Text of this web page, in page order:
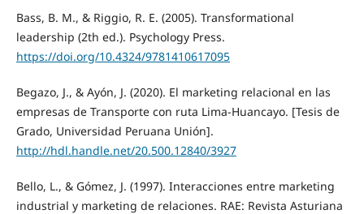
Bass, B. M., & Riggio, R. E. (2005). Transformational
leadership (2th ed.). Psychology Press.
https://doi.org/10.4324/9781410617095
Begazo, J., & Ayón, J. (2020). El marketing relacional en las
empresas de Transporte con ruta Lima-Huancayo. [Tesis de
Grado, Universidad Peruana Unión].
http://hdl.handle.net/20.500.12840/3927
Bello, L., & Gómez, J. (1997). Interacciones entre marketing
industrial y marketing de relaciones. RAE: Revista Asturiana